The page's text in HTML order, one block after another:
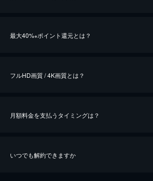
最大40%※ポイント還元とは？
※40％ポイント還元の対象は、クレジットカード決済による作
フルHD画質 / 4K画質とは？
月額料金を支払うタイミングは？
いつでも解約できますか